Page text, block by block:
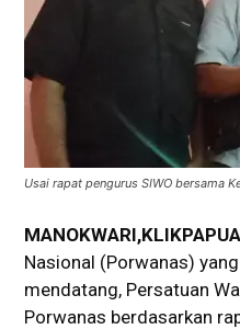
Usai rapat pengurus SIWO bersama
Nasional (Porwanas)
mendatang, Persatuan
Porwanas berdasarkan